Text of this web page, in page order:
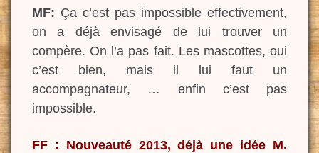
MF: Ça c’est pas impossible effectivement,
on a déjà envisagé de lui trouver un
compère. On l’a pas fait. Les mascottes, oui
c’est bien, mais il lui faut un
accompagnateur, … enfin c’est pas
impossible.
FF : Nouveauté 2013, déjà une idée M.